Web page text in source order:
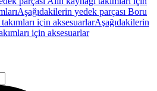
Aşağıdakilerin yedek parçası Boru
için aksesuarlarAşağıdakilerin
için aksesuarlar